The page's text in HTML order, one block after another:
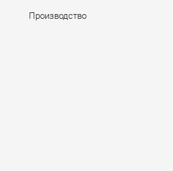
Производство